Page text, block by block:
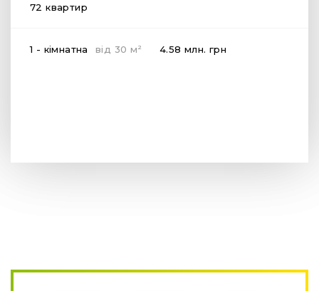
72 квартир
1 - кімнатна від 30 м 2 4.58 млн. грн